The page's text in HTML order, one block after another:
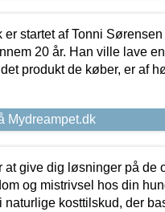
er startet af Tonni
20 år. Han ville lave
produkt de køber, er af
Mydreampet.dk
at give dig løsninger på de
og mistrivsel hos din
naturlige kosttilskud, der